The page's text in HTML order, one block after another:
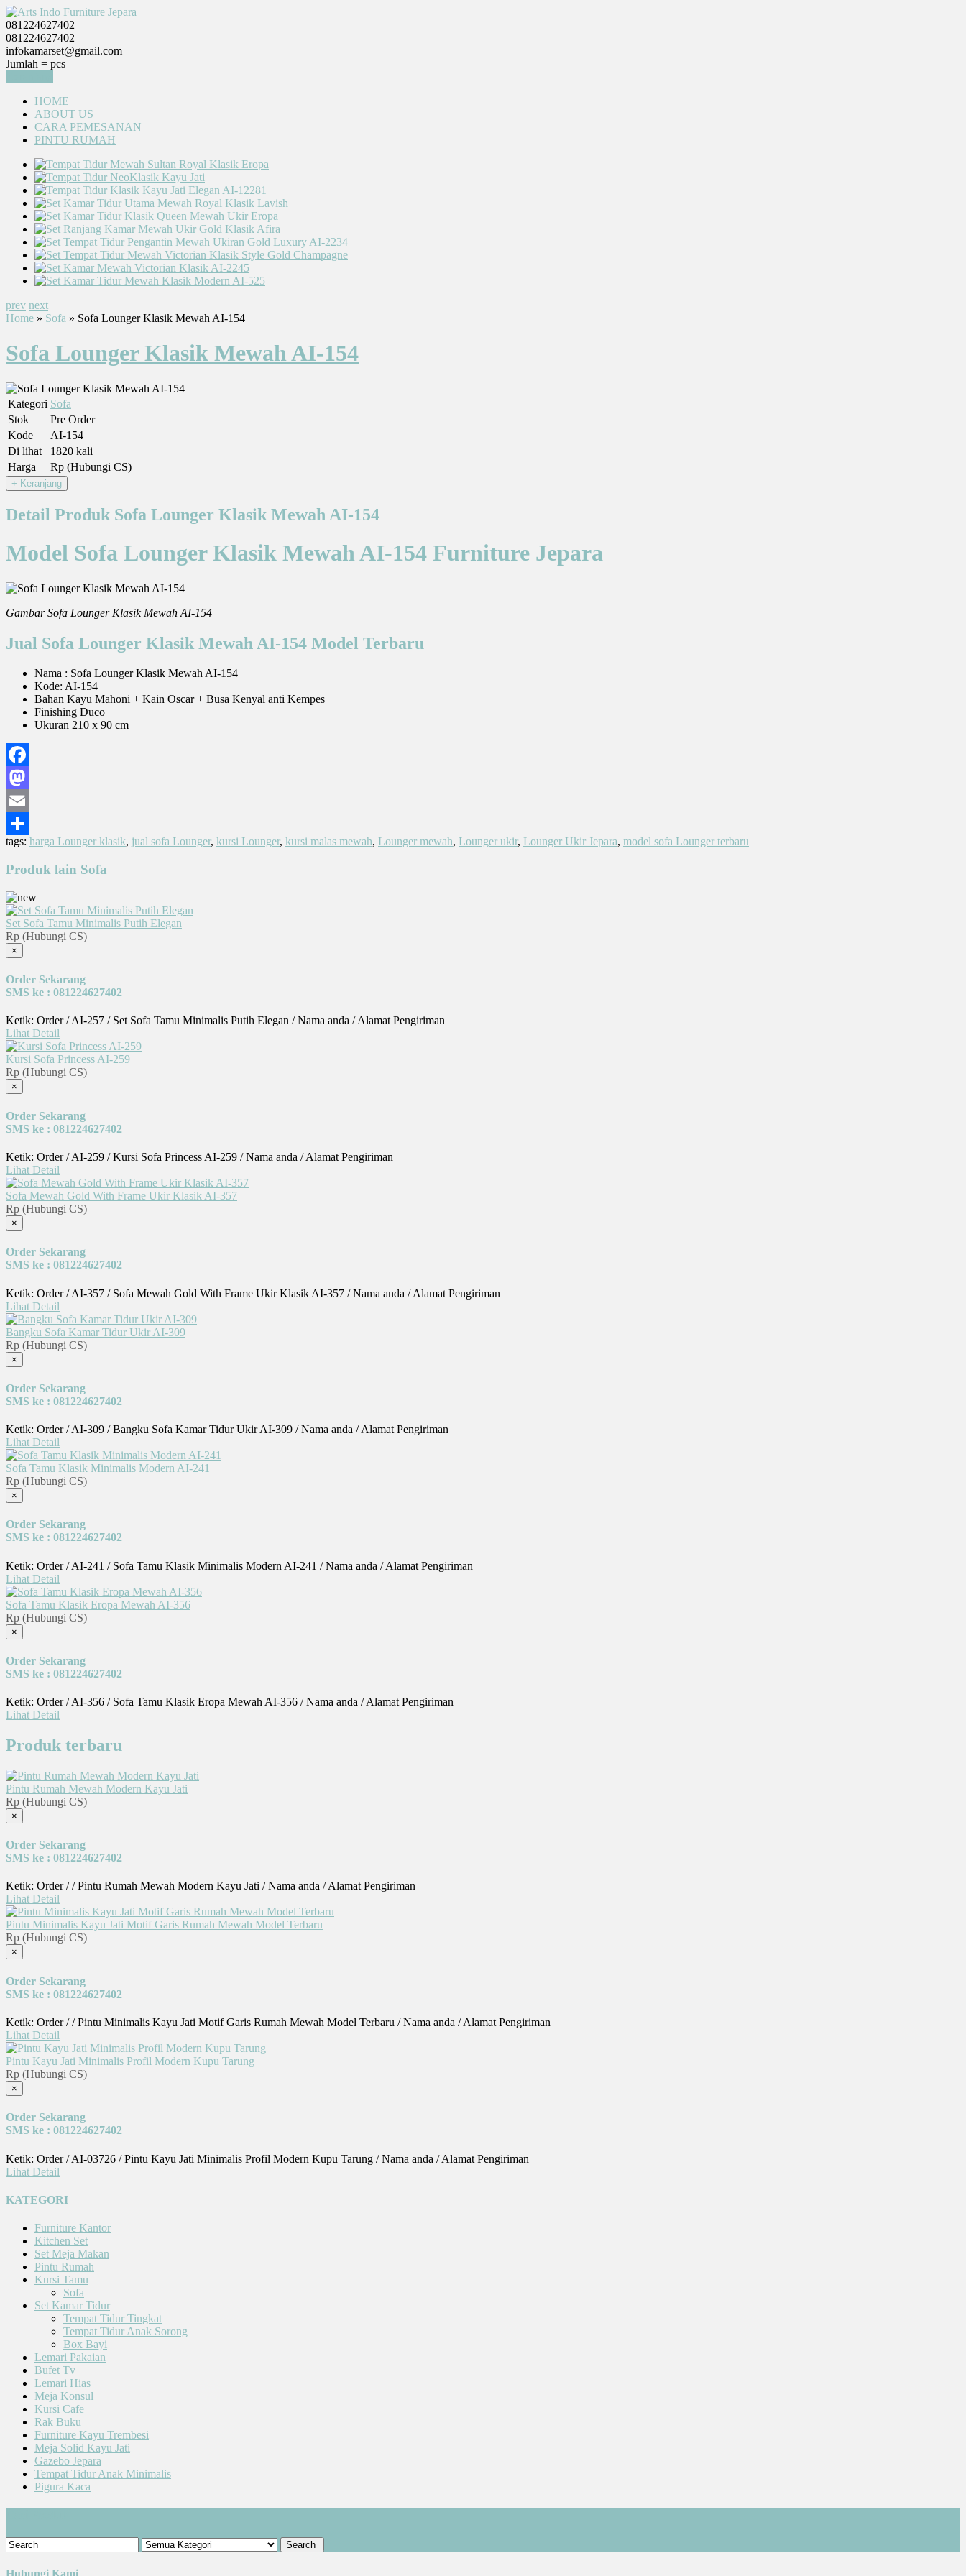
081224627402
081224627402
infokamarset@gmail.com
Jumlah = pcs
HOME
ABOUT US
CARA PEMESANAN
PINTU RUMAH
prev next
Home » Sofa » Sofa Lounger Klasik Mewah AI-154
Sofa Lounger Klasik Mewah AI-154
Kategori Sofa
Stok
Pre Order
Kode
AI-154
Di lihat
1820 kali
Harga
Rp (Hubungi CS)
Detail Produk Sofa Lounger Klasik Mewah AI-154
Model Sofa Lounger Klasik Mewah AI-154 Furniture Jepara
Gambar Sofa Lounger Klasik Mewah AI-154
Jual Sofa Lounger Klasik Mewah AI-154 Model Terbaru
Nama : Sofa Lounger Klasik Mewah AI-154
Kode: AI-154
Bahan Kayu Mahoni + Kain Oscar + Busa Kenyal anti Kempes
Finishing Duco
Ukuran 210 x 90 cm
Facebook
Mastodon
Email
Share
tags: harga Lounger klasik, jual sofa Lounger, kursi Lounger, kursi malas mewah, Lounger mewah, Lounger ukir, Lounger Ukir Jepara, model sofa Lounger terbaru
Produk lain Sofa
Set Sofa Tamu Minimalis Putih Elegan
Rp (Hubungi CS)
×
Order Sekarang
SMS ke : 081224627402
Ketik: Order / AI-257 / Set Sofa Tamu Minimalis Putih Elegan / Nama anda / Alamat Pengiriman
Lihat Detail
Kursi Sofa Princess AI-259
Rp (Hubungi CS)
×
Order Sekarang
SMS ke : 081224627402
Ketik: Order / AI-259 / Kursi Sofa Princess AI-259 / Nama anda / Alamat Pengiriman
Lihat Detail
Sofa Mewah Gold With Frame Ukir Klasik AI-357
Rp (Hubungi CS)
×
Order Sekarang
SMS ke : 081224627402
Ketik: Order / AI-357 / Sofa Mewah Gold With Frame Ukir Klasik AI-357 / Nama anda / Alamat Pengiriman
Lihat Detail
Bangku Sofa Kamar Tidur Ukir AI-309
Rp (Hubungi CS)
×
Order Sekarang
SMS ke : 081224627402
Ketik: Order / AI-309 / Bangku Sofa Kamar Tidur Ukir AI-309 / Nama anda / Alamat Pengiriman
Lihat Detail
Sofa Tamu Klasik Minimalis Modern AI-241
Rp (Hubungi CS)
×
Order Sekarang
SMS ke : 081224627402
Ketik: Order / AI-241 / Sofa Tamu Klasik Minimalis Modern AI-241 / Nama anda / Alamat Pengiriman
Lihat Detail
Sofa Tamu Klasik Eropa Mewah AI-356
Rp (Hubungi CS)
×
Order Sekarang
SMS ke : 081224627402
Ketik: Order / AI-356 / Sofa Tamu Klasik Eropa Mewah AI-356 / Nama anda / Alamat Pengiriman
Lihat Detail
Produk terbaru
Pintu Rumah Mewah Modern Kayu Jati
Rp (Hubungi CS)
×
Order Sekarang
SMS ke : 081224627402
Ketik: Order / / Pintu Rumah Mewah Modern Kayu Jati / Nama anda / Alamat Pengiriman
Lihat Detail
Pintu Minimalis Kayu Jati Motif Garis Rumah Mewah Model Terbaru
Rp (Hubungi CS)
×
Order Sekarang
SMS ke : 081224627402
Ketik: Order / / Pintu Minimalis Kayu Jati Motif Garis Rumah Mewah Model Terbaru / Nama anda / Alamat Pengiriman
Lihat Detail
Pintu Kayu Jati Minimalis Profil Modern Kupu Tarung
Rp (Hubungi CS)
×
Order Sekarang
SMS ke : 081224627402
Ketik: Order / AI-03726 / Pintu Kayu Jati Minimalis Profil Modern Kupu Tarung / Nama anda / Alamat Pengiriman
Lihat Detail
KATEGORI
Furniture Kantor
Kitchen Set
Set Meja Makan
Pintu Rumah
Kursi Tamu
Sofa
Set Kamar Tidur
Tempat Tidur Tingkat
Tempat Tidur Anak Sorong
Box Bayi
Lemari Pakaian
Bufet Tv
Lemari Hias
Meja Konsul
Kursi Cafe
Rak Buku
Furniture Kayu Trembesi
Meja Solid Kayu Jati
Gazebo Jepara
Tempat Tidur Anak Minimalis
Pigura Kaca
Hubungi Kami